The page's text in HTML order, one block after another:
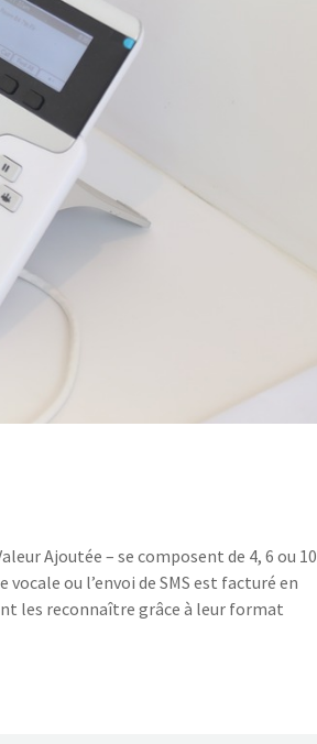
Ajoutée – se composent de 4, 6 ou 10
ou l’envoi de SMS est facturé en
les reconnaître grâce à leur format